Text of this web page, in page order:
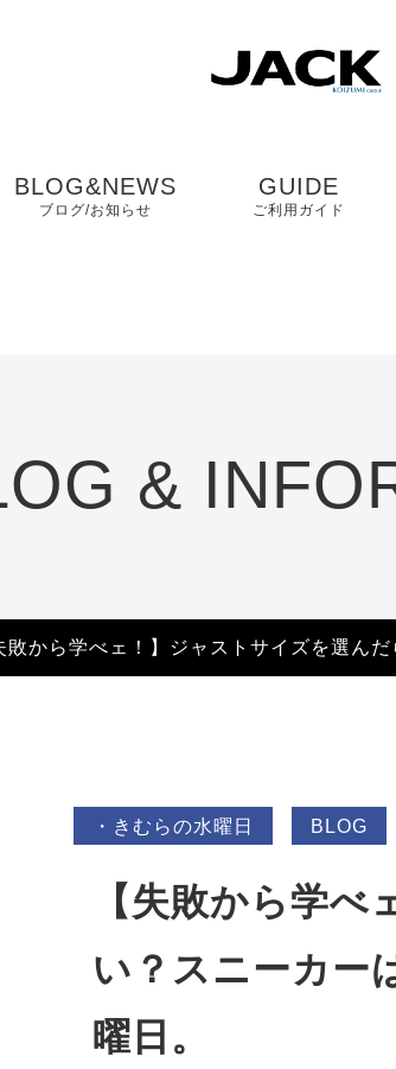
BLOG&NEWS
ブログ/お知らせ
GUIDE
ご利用ガイド
プライバシーポ
&
敗から学べェ！】ジャストサイズを選ん
・きむらの水曜日 BLOG
【失敗から学
い？スニーカー
曜日。